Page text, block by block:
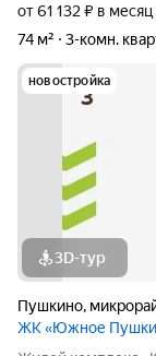
от 61 132 ₽ в месяц
74 м²
3-комн.
новостройка
3D-тур
Пушкино,
ЖК «Южное